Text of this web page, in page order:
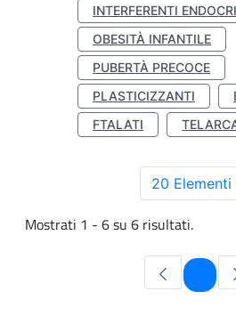
INTERFERENTI
OBESITÀ INFANTILE
PUBERTÀ PRECOCE
PLASTICIZZANTI
FTALATI
20 Elementi
Mostrati 1 - 6 su 6 risultati.